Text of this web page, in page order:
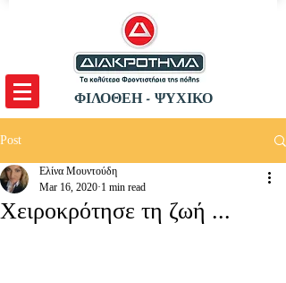
ΦΙΛΟΘΕΗ - ΨΥΧΙΚΟ
Post
Χειροκρότησε τη ζωή ...
Ελίνα Μουντούδη
Mar 16, 2020 1 min read